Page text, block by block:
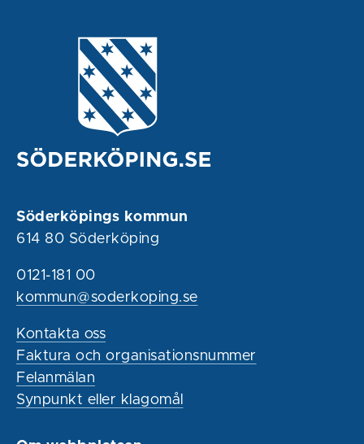
Söderköpings kommun
614 80 Söderköping
0121-181 00
kommun@soderkoping.se
Kontakta oss
Faktura och organisationsnummer
Felanmälan
Synpunkt eller klagomål